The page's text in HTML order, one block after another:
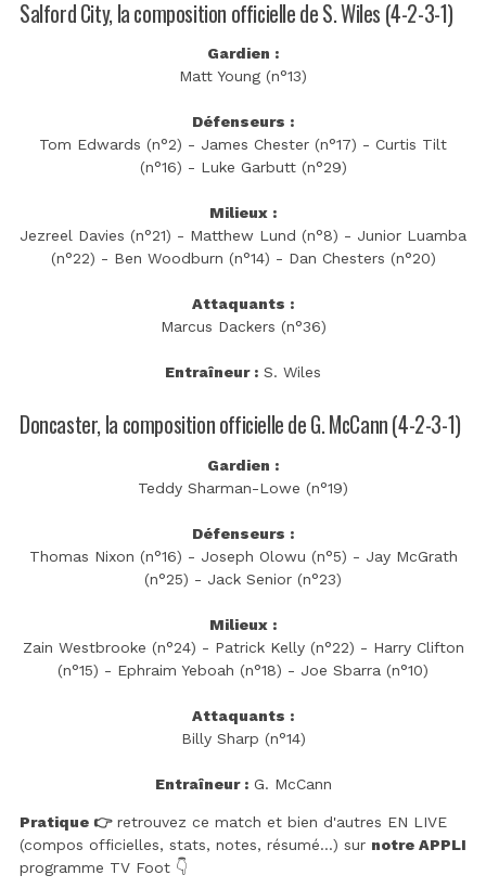
Salford City, la composition officielle de S. Wiles (4-2-3-1)
Gardien :
Matt Young (n°13)
Défenseurs :
Tom Edwards (n°2) - James Chester (n°17) - Curtis Tilt
(n°16) - Luke Garbutt (n°29)
Milieux :
Jezreel Davies (n°21) - Matthew Lund (n°8) - Junior Luamba
(n°22) - Ben Woodburn (n°14) - Dan Chesters (n°20)
Attaquants :
Marcus Dackers (n°36)
Entraîneur : S. Wiles
Doncaster, la composition officielle de G. McCann (4-2-3-1)
Gardien :
Teddy Sharman-Lowe (n°19)
Défenseurs :
Thomas Nixon (n°16) - Joseph Olowu (n°5) - Jay McGrath
(n°25) - Jack Senior (n°23)
Milieux :
Zain Westbrooke (n°24) - Patrick Kelly (n°22) - Harry Clifton
(n°15) - Ephraim Yeboah (n°18) - Joe Sbarra (n°10)
Attaquants :
Billy Sharp (n°14)
Entraîneur :G. McCann
Pratique 👉retrouvez ce match et bien d'autres EN LIVE
(compos officielles, stats, notes, résumé...) sur notre APPLI
programme TV Foot 👇